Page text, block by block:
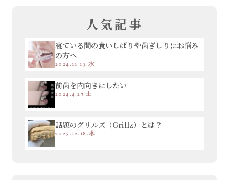
人気記事
寝ている間の食いしばりや歯ぎしりにお悩み
の方へ
2024.11.13.水
前歯を内向きにしたい
2024.4.27.土
話題のグリルズ（Grillz）とは？
2025.12.18.木